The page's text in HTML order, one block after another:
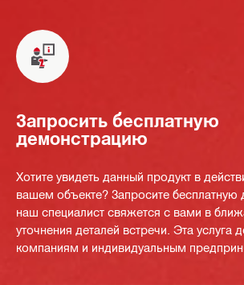
Запросить бесплатную
демонстрацию
Хотите увидеть данный продукт в
вашем объекте? Запросите
наш специалист свяжется с вами в
уточнения деталей встречи. Эта услуга
компаниям и индивидуальным